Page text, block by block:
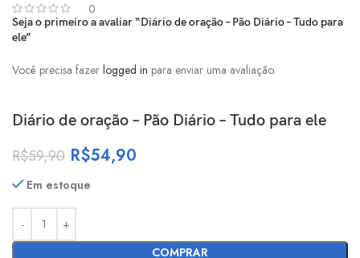
0
Seja o primeiro a avaliar “Diário de oração – Pão Diário – Tudo para
ele”
Você precisa fazer logged in para enviar uma avaliação.
Diário de oração – Pão Diário – Tudo para ele
R$59,90 R$54,90
Em estoque
COMPRAR